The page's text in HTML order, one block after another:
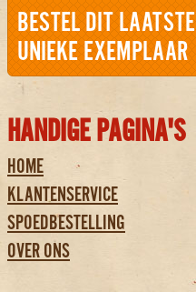
BESTEL DIT LAATSTE
UNIEKE EXEMPLAAR
HANDIGE PAGINA'S
HOME
KLANTENSERVICE
SPOEDBESTELLING
OVER ONS